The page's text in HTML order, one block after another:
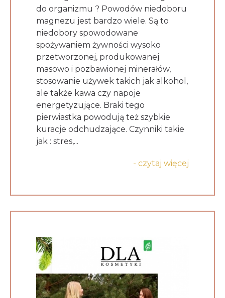
do organizmu ? Powodów niedoboru
magnezu jest bardzo wiele. Są to
niedobory spowodowane
spożywaniem żywności wysoko
przetworzonej, produkowanej
masowo i pozbawionej minerałów,
stosowanie używek takich jak alkohol,
ale także kawa czy napoje
energetyzujące. Braki tego
pierwiastka powodują też szybkie
kuracje odchudzające. Czynniki takie
jak : stres,...
- czytaj więcej